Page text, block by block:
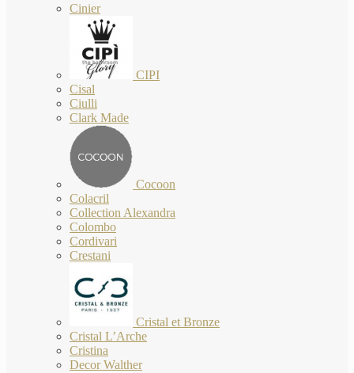
Cinier
CIPI
Cisal
Ciulli
Clark Made
Cocoon
Colacril
Collection Alexandra
Colombo
Cordivari
Crestani
Cristal et Bronze
Cristal L’Arche
Cristina
Decor Walther